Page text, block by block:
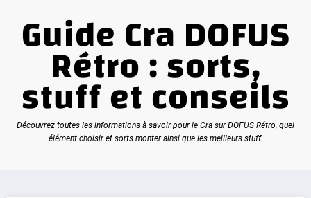
Guide Cra DOFUS
Rétro : sorts,
stuff et conseils
Découvrez toutes les informations à savoir pour le Cra sur DOFUS Rétro, quel
élément choisir et sorts monter ainsi que les meilleurs stuff.